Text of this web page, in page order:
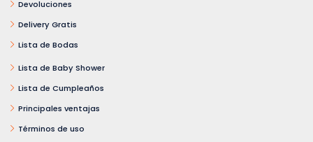
Devoluciones
Delivery Gratis
Lista de Bodas
Lista de Baby Shower
Lista de Cumpleaños
Principales ventajas
Términos de uso